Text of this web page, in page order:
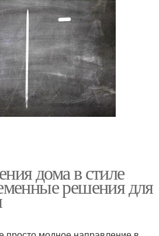
дома в стиле
решения для